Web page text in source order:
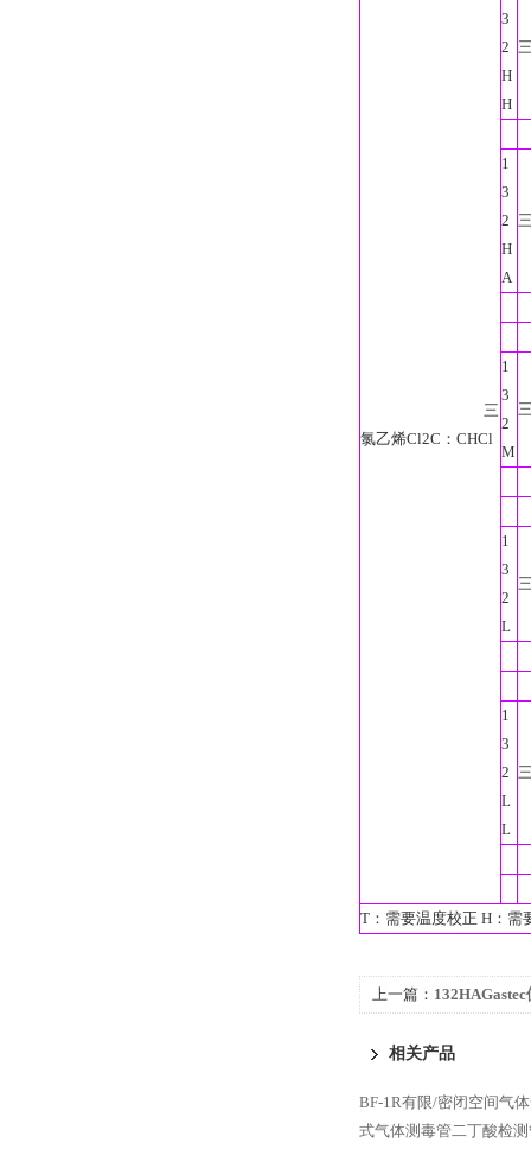
三
氯乙烯Cl2C：CHCl
3
2
H
H
1
3
2
H
A
1
3
2
M
1
3
2
L
1
3
2
L
L
T：需要温度校正 H：需
上一篇：
相关产品
BF-1R有限/密闭空间气
式气体测毒管二丁酸检